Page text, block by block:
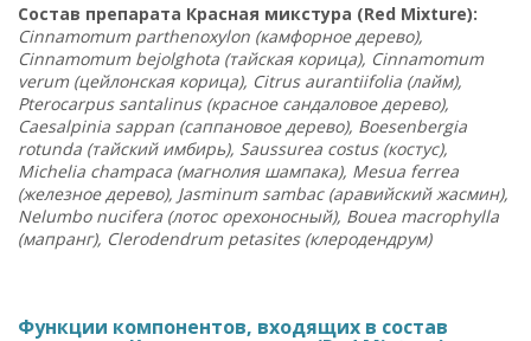
Состав препарата Красная микстура (Red Mixture):
Cinnamomum parthenoxylon (камфорное дерево),
Cinnamomum bejolghota (тайская корица), Cinnamomum
verum (цейлонская корица), Citrus aurantiifolia (лайм),
Pterocarpus santalinus (красное сандаловое дерево),
Caesalpinia sappan (саппановое дерево), Boesenbergia
rotunda (тайский имбирь), Saussurea costus (костус),
Michelia champaca (магнолия шампака), Mesua ferrea
(железное дерево), Jasminum sambac (аравийский жасмин),
Nelumbo nucifera (лотос орехоносный), Bouea macrophylla
(мапранг), Clerodendrum petasites (клеродендрум)
Функции компонентов, входящих в состав